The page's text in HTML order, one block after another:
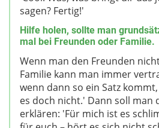
sagen? Fertig!'
Hilfe holen, sollte man
mal bei Freunden oder Familie.
Wenn man den Freunden
Familie kann man immer
wenn dann so ein Satz
es doch nicht.' Dann soll man
erklären: 'Für mich ist es